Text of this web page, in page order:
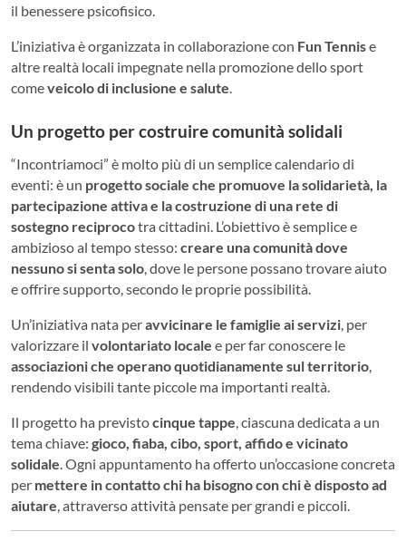
il benessere psicofisico.
L’iniziativa è organizzata in collaborazione con Fun Tennise
altre realtà locali impegnate nella promozione dello sport
comeveicolo di inclusione e salute.
Un progetto per costruire comunità solidali
“Incontriamoci” è molto più di un semplice calendario di
eventi: è un progetto sociale che promuove la solidarietà, la
partecipazione attiva e la costruzione di una rete di
sostegno reciprocotra cittadini. L’obiettivo è semplice e
ambizioso al tempo stesso: creare una comunità dove
nessuno si senta solo , dove le persone possano trovare aiuto
e offrire supporto, secondo le proprie possibilità.
Un’iniziativa nata peravvicinare le famiglie ai servizi , per
valorizzare il volontariato locale e per far conoscere le
associazioni che operano quotidianamente sul territorio
rendendo visibili tante piccole ma importanti realtà.
Il progetto ha previstocinque tappe , ciascuna dedicata a un
tema chiave: gioco, fiaba, cibo, sport, affido e vicinato
solidale . Ogni appuntamento ha offerto un’occasione concreta
per mettere in contatto chi ha bisogno con chi è disposto ad
aiutare , attraverso attività pensate per grandi e piccoli.